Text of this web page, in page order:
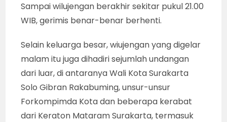
Sampai wilujengan berakhir sekitar pukul 21.00
WIB, gerimis benar-benar berhenti.
Selain keluarga besar, wiujengan yang digelar
malam itu juga dihadiri sejumlah undangan
dari luar, di antaranya Wali Kota Surakarta
Solo Gibran Rakabuming, unsur-unsur
Forkompimda Kota dan beberapa kerabat
dari Keraton Mataram Surakarta, termasuk